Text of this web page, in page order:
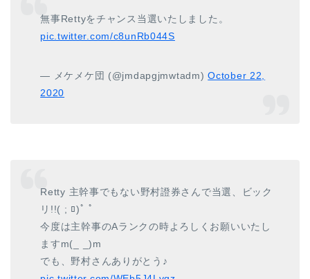
無事Rettyをチャンス当選いたしました。
pic.twitter.com/c8unRb044S
— メケメケ団 (@jmdapgjmwtadm)October 22,
2020
Retty 主幹事でもない野村證券さんで当選、ビック
リ!!( ; ﾛ)ﾟ ﾟ
今度は主幹事のAランクの時よろしくお願いいたし
ますm(_ _)m
でも、野村さんありがとう♪